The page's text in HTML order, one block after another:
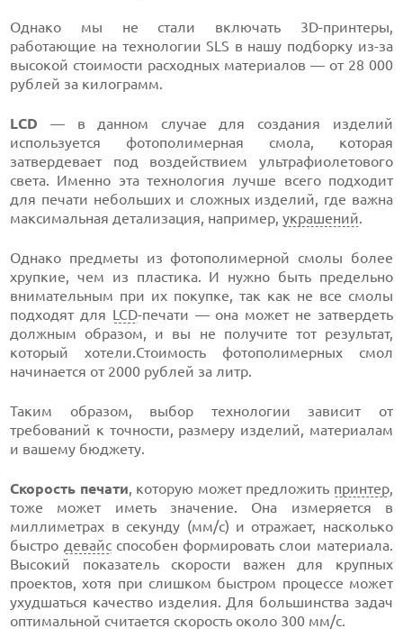
Однако мы не стали включать 3D-принтеры,
работающие на технологии SLS в нашу подборку из-за
высокой стоимости расходных материалов — от 28 000
рублей за килограмм.
LCD — в данном случае для создания изделий
используется фотополимерная смола, которая
затвердевает под воздействием ультрафиолетового
света. Именно эта технология лучше всего подходит
для печати небольших и сложных изделий, где важна
максимальная детализация, например,украшений.
Однако предметы из фотополимерной смолы более
хрупкие, чем из пластика. И нужно быть предельно
внимательным при их покупке, так как не все смолы
подходят для LCD-печати — она может не затвердеть
должным образом, и вы не получите тот результат,
который хотели.Стоимость фотополимерных смол
начинается от 2000 рублей за литр.
Таким образом, выбор технологии зависит от
требований к точности, размеру изделий, материалам
и вашему бюджету.
Скорость печати, которую может предложить принтер,
тоже может иметь значение. Она измеряется в
миллиметрах в секунду (мм/с) и отражает, насколько
быстро девайсспособен формировать слои материала.
Высокий показатель скорости важен для крупных
проектов, хотя при слишком быстром процессе может
ухудшаться качество изделия. Для большинства задач
оптимальной считается скорость около 300 мм/с.